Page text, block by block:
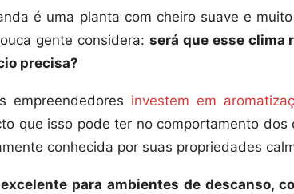
é uma planta com cheiro suave e
gente considera: será que esse clima
precisa?
empreendedores investem em
que isso pode ter no comportamento
conhecida por suas propriedades
excelente para ambientes de descanso,